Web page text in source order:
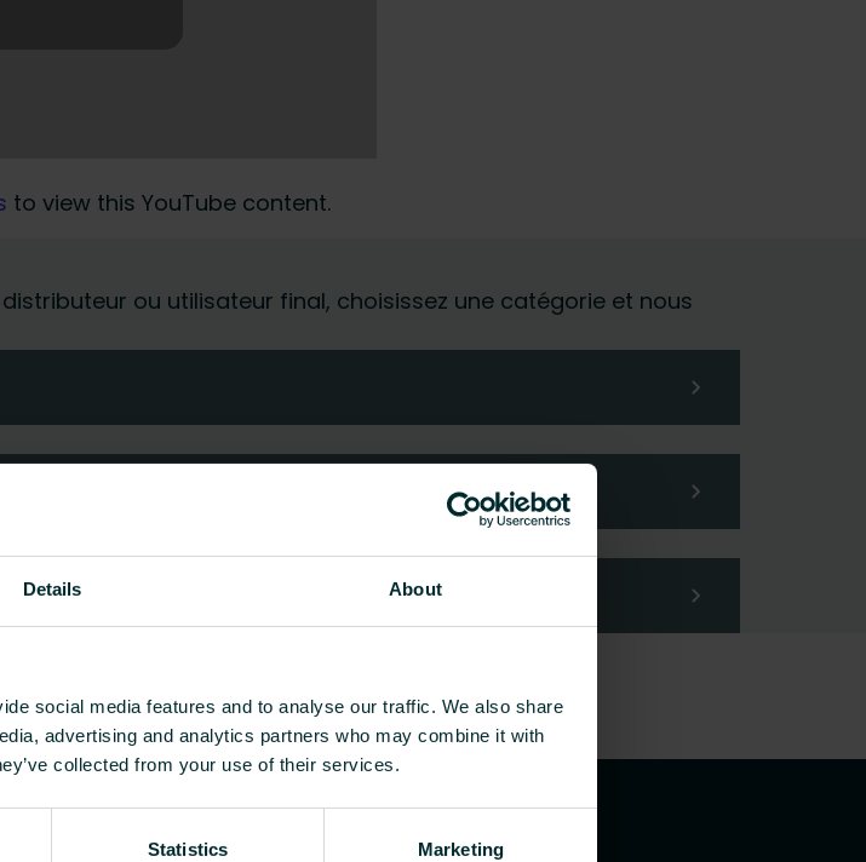
Details About
social media features and to analyse our traffic. We also share
advertising and analytics partners who may combine it with
collected from your use of their services.
Statistics Marketing
to view this YouTube content.
ou utilisateur final, choisissez une catégorie et nous